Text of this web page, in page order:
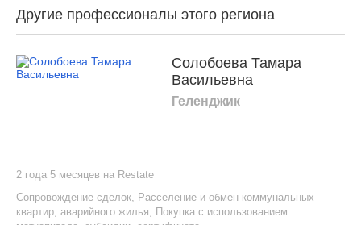
Другие профессионалы этого региона
Солобоева Тамара
Васильевна
Геленджик
2 года 5 месяцев на Restate
Сопровождение сделок, Расселение и обмен коммунальных
квартир, аварийного жилья, Покупка с использованием